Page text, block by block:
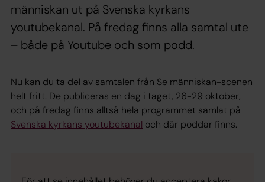
människan ut på Svenska kyrkans
youtubekanal. På fredag finns alla samtal ute
– både på Youtube och som podd.
Nu kan du ta del av samtalen från Se människan-scenen
helt fritt. De publiceras en dag i taget, 26-29 oktober,
och på fredag finns alltså hela programmet samlat på
Svenska kyrkans youtubekanal och där poddar finns.